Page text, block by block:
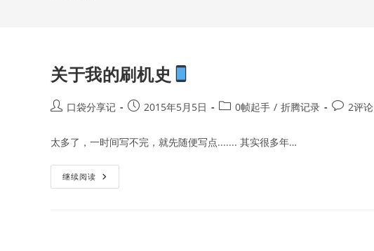
关于我的刷机史
Post口袋分享记
Post2015年5月5日
Post0帧起手 / 折腾记录
Post2评论
太多了，一时间写不完，就先随便写点....... 其实很多年…
继续阅读 关
于